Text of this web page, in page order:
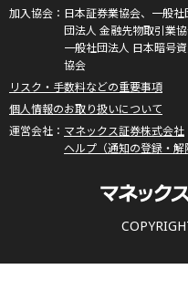
日本証券業協会、一般
団法人 金融先物取引業協
一般社団法人 日本暗号
協会
リスク・手数料などの重要事項
個人情報のお取り扱いについて
マネックス証券株式会社
ヘルプ（通知の登録・解